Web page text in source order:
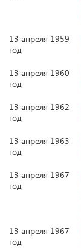
13 апреля 1959
год
13 апреля 1960
год
13 апреля 1962
год
13 апреля 1963
год
13 апреля 1967
год
13 апреля 1967
год